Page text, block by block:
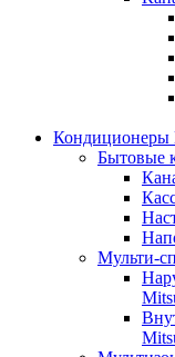
Кондиционеры
Бытовые
Мульти-